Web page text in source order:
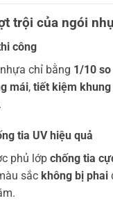
trội của ngói
công
chỉ bằng 1/10
mái, tiết kiệm khung
.
tia UV hiệu quả
phủ lớp chống tia
sắc không bị phai